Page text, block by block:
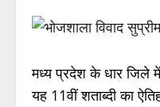
मध्य प्रदेश के धार जिले
यह 11वीं शताब्दी का